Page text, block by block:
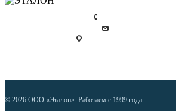
info@etalon.su
Россия, г. Санкт-Петербург,
© 2026 ООО «Эталон». Работаем с 1999 года